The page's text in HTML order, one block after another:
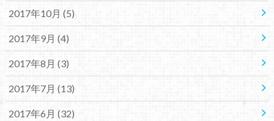
2017年10月 (5)
2017年9月 (4)
2017年8月 (3)
2017年7月 (13)
2017年6月 (32)